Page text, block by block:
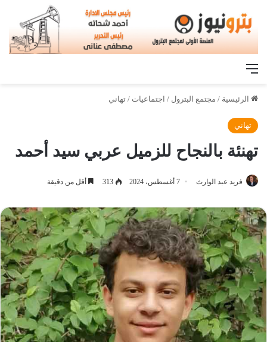
القائمة
الرئيسية / مجتمع البترول / اجتماعيات / تهاني
تهاني
تهنئة بالنجاح للزميل عربي سيد أحمد
فريد عبد الوارث 7 أغسطس، 2024 313 أقل من دقيقة